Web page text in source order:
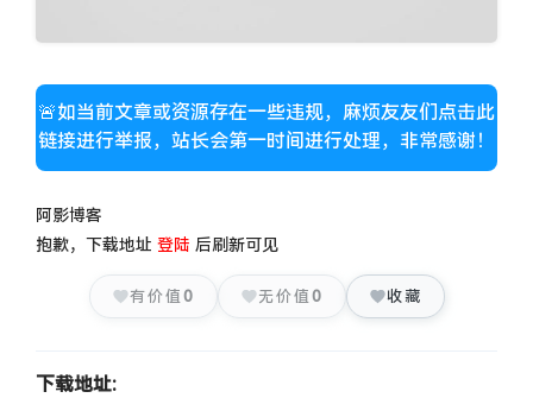
🚨如当前文章或资源存在一些违规，麻烦友友们点击此
链接进行举报，站长会第一时间进行处理，非常感谢！
阿影博客
抱歉，下载地址 登陆 后刷新可见
有价值 0 无价值 0 收藏
下载地址: